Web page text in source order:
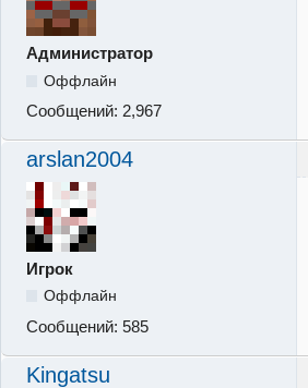
Администратор
Оффлайн
Сообщений: 2,967
arslan2004
Игрок
Оффлайн
Сообщений: 585
Kingatsu